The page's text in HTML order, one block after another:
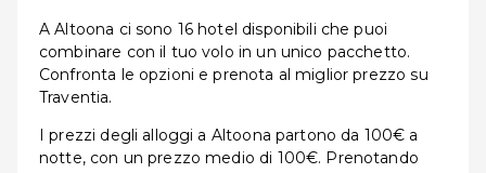
A Altoona ci sono 16 hotel disponibili che puoi
combinare con il tuo volo in un unico pacchetto.
Confronta le opzioni e prenota al miglior prezzo su
Traventia.
I prezzi degli alloggi a Altoona partono da 100€ a
notte, con un prezzo medio di 100€. Prenotando